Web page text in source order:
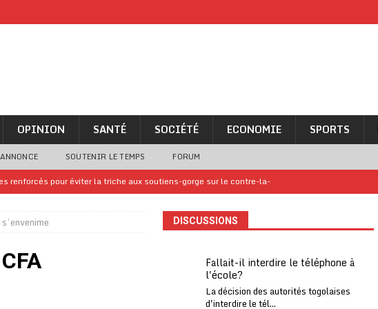
OPINION SANTÉ SOCIÉTÉ ECONOMIE SPORTS
SOUTENIR LE TEMPS FORUM
renforcés pour éviter la triche aux soutiens-gorge sur le contre-la-
confirme sa présence à la fête nationale
A LA UNE
jours de congés en Grèce
billet de loterie gagnant que son propriétaire avait envoyé à un proche
DISCUSSIONS
Fallait-il interdire le téléphone à
l'école?
La décision des autorités togolaises
d'interdire le tél...